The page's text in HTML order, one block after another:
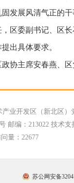
发展风清气正的
区委副书记、区
出具体要求。
协主席安春燕、
业开发区（新北区）
邮编：213022 技术支
量： 22677
苏公网安备